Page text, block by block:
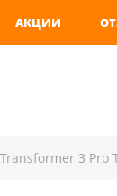
АКЦИИ
Transformer 3 Pro